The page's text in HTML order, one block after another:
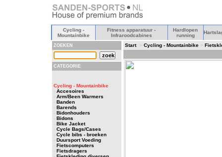
Cycling -
Mountainbike
Fitness apparatuur -
Infraroodcabines
Hardlopen
running
ZOEKEN
CATEGORIE
Cycling - Mountainbike
- Accesoires
- Arm/Been Warmers
- Banden
- Barends
- Bidonhouders
- Bidons
- Bike Jacket
- Cycle Bags/Cases
- Cycle bibs - broeken
- Duursport Voeding
- Fietscomputers
- Fietsdragers
Start> Cycling - Mountainbike >